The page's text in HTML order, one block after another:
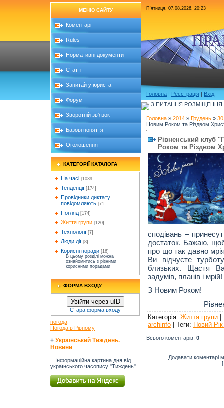
МЕНЮ САЙТУ
Коментарі
Rules
Нормативні документи
Статті
Запитай у юриста
Форум
Зворотній зв'язок
Базові поняття
Оголошення
КАТЕГОРІЇ КАТАЛОГА
На часі [1039]
Тенденції [174]
Провідники диктату
повідомляють [71]
Погляд [174]
Життя групи [120]
Технології [7]
Люди дії [8]
Корисні поради [16]
В цьому розділі можна
ознайомитись з різними
корисними порадами
ФОРМА ВХОДУ
Увійти через uID
Стара форма входу
погода
Погода в Рівному
+ Український Тиждень.
Новини
Інформаційна картина дня від
українського часопису "Тиждень".
П`ятниця, 07.08.2026, 20:23
Головна | Реєстрація | Вхід
З ПИТАННЯ РОЗМІЩЕННЯ
Головна » 2014 » Грудень » 30
Новим Роком та Різдвом
Рiвненський клуб
Роком та Різдвом
сподівань –
достаток. Бажаю,
про що так давно
Ви відчуєте
близьких. Щастя
задумів, планів і мрій!
З Новим Роком!
Рівненський
Категорія: Життя групи |
archinfo | Теги: Новий
Всього коментарів: 0
Додавати коментарі